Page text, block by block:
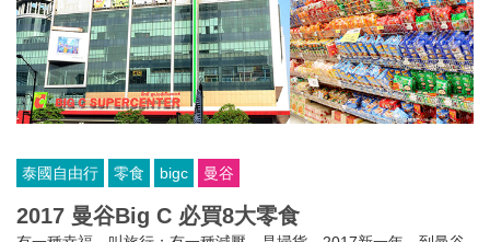
泰國自由行 零食 bigc 曼谷
2017 曼谷Big C 必買8大零食